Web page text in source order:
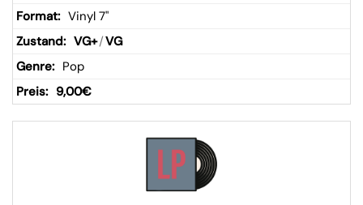
Vinyl 7"
VG+/VG
Pop
9,00€